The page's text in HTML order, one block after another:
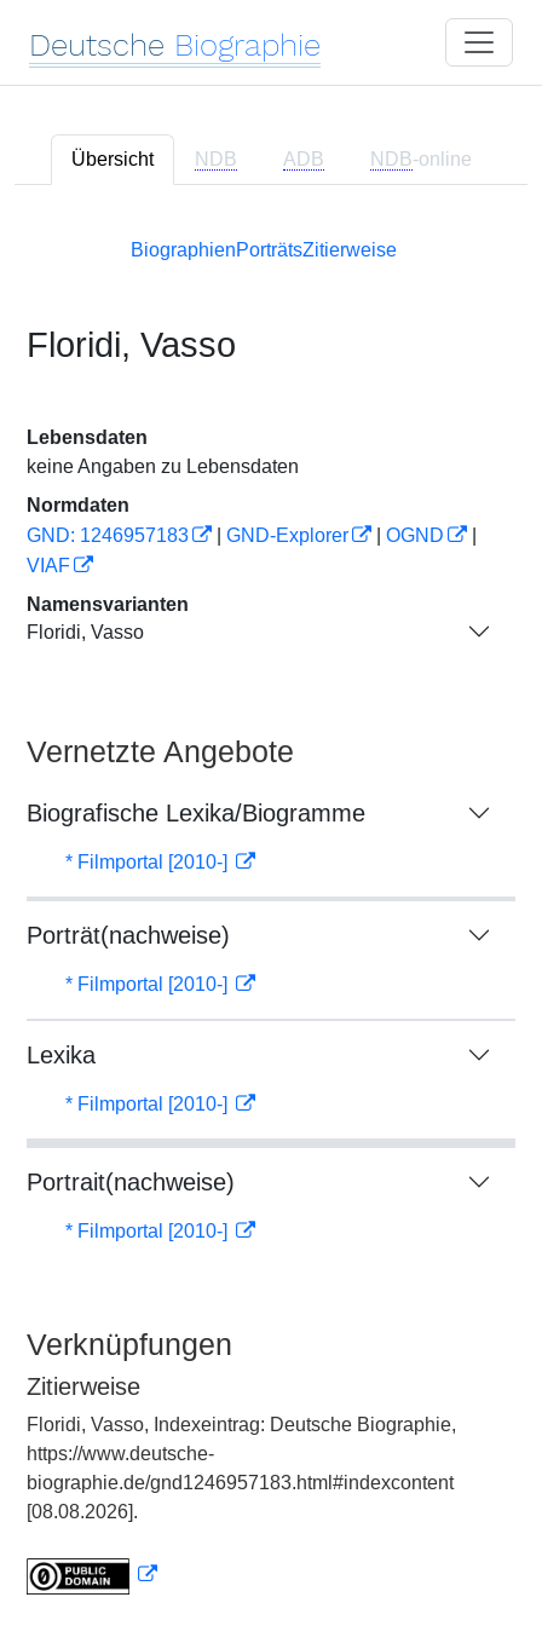
Deutsche Biographie
Übersicht NDB ADB NDB-online
BiographienPorträtsZitierweise
Floridi, Vasso
Lebensdaten
keine Angaben zu Lebensdaten
Normdaten
GND: 1246957183
GND-Explorer OGND
VIAF
Namensvarianten
Floridi, Vasso
Vernetzte Angebote
Biografische Lexika/Biogramme
* Filmportal [2010-]
Porträt(nachweise)
* Filmportal [2010-]
Lexika
* Filmportal [2010-]
Portrait(nachweise)
* Filmportal [2010-]
Verknüpfungen
Zitierweise
Floridi, Vasso, Indexeintrag: Deutsche Biographie,
https://www.deutsche-
biographie.de/gnd1246957183.html#indexcontent
[08.08.2026].